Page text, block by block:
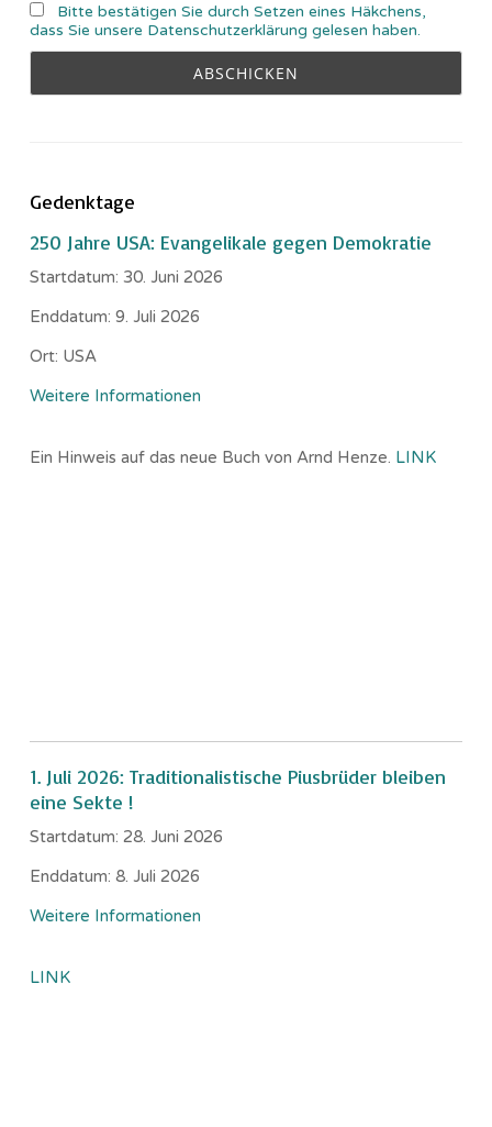
Bitte bestätigen Sie durch Setzen eines Häkchens,
dass Sie unsere Datenschutzerklärung gelesen haben.
Gedenktage
250 Jahre USA: Evangelikale gegen Demokratie
Startdatum: 30. Juni 2026
Enddatum: 9. Juli 2026
Ort: USA
Weitere Informationen
Ein Hinweis auf das neue Buch von Arnd Henze. LINK
1. Juli 2026: Traditionalistische Piusbrüder bleiben
eine Sekte !
Startdatum: 28. Juni 2026
Enddatum: 8. Juli 2026
Weitere Informationen
LINK